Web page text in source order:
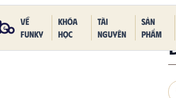
Về
funky
Khóa
học
Tài
nguyên
Sản
phẩm
DK 5011 One Piece Kaido Blue Dragon Form